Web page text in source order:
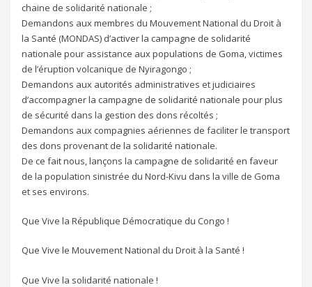
chaine de solidarité nationale ;
Demandons aux membres du Mouvement National du Droit à
la Santé (MONDAS) d’activer la campagne de solidarité
nationale pour assistance aux populations de Goma, victimes
de l’éruption volcanique de Nyiragongo ;
Demandons aux autorités administratives et judiciaires
d’accompagner la campagne de solidarité nationale pour plus
de sécurité dans la gestion des dons récoltés ;
Demandons aux compagnies aériennes de faciliter le transport
des dons provenant de la solidarité nationale.
De ce fait nous, lançons la campagne de solidarité en faveur
de la population sinistrée du Nord-Kivu dans la ville de Goma
et ses environs.
Que Vive la République Démocratique du Congo !
Que Vive le Mouvement National du Droit à la Santé !
Que Vive la solidarité nationale !